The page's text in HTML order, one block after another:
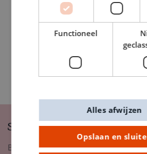
Schrijf je in op onze
Blijf op de hoogte van
Functioneel
Opslaan en
Alles afwijzen